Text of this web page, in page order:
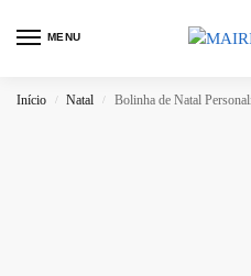
MENU
Início / Natal / Bolinha de Natal